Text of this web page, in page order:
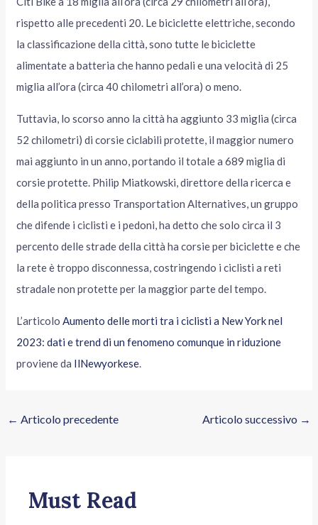
rispetto alle precedenti 20. Le biciclette elettriche, secondo
la classificazione della città, sono tutte le biciclette
alimentate a batteria che hanno pedali e una velocità di 25
miglia all’ora (circa 40 chilometri all’ora) o meno.
Tuttavia, lo scorso anno la città ha aggiunto 33 miglia (circa
52 chilometri) di corsie ciclabili protette, il maggior numero
mai aggiunto in un anno, portando il totale a 689 miglia di
corsie protette. Philip Miatkowski, direttore della ricerca e
della politica presso Transportation Alternatives, un gruppo
che difende i ciclisti e i pedoni, ha detto che solo circa il 3
percento delle strade della città ha corsie per biciclette e che
la rete è troppo disconnessa, costringendo i ciclisti a reti
stradale non protette per la maggior parte del tempo.
L’articoloAumento delle morti tra i ciclisti a New York nel
2023: dati e trend di un fenomeno comunque in riduzione
proviene da IlNewyorkese.
← Articolo precedente Articolo successivo →
Must Read